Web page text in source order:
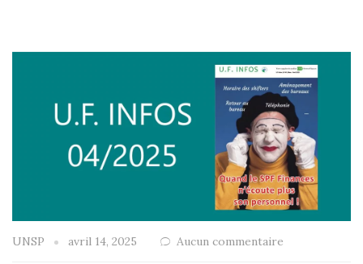
UNSP avril 14, 2025 Aucun commentaire